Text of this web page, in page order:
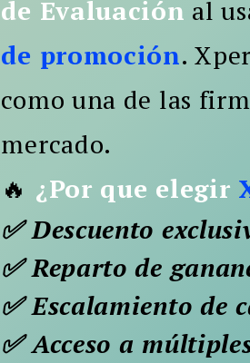
de Evaluación al
de promoción.
como una de las
mercado.
🔥 ¿Por que elegir
✅ Descuento
✅ Reparto de
✅ Escalamiento de
✅ Acceso a